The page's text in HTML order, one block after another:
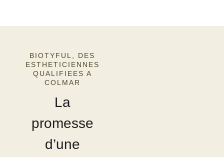
BIOTYFUL, DES
ESTHETICIENNES
QUALIFIEES A
COLMAR
La
promesse
d’une